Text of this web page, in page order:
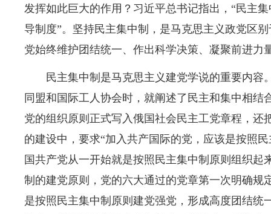
发挥如此巨大的作用？习近平总书记指出，“民主
导制度”。坚持民主集中制，是马克思主义政党区
党始终维护团结统一、作出科学决策、凝聚前进力
民主集中制是马克思主义建党学说的重要内容
同盟和国际工人协会时，就阐述了民主和集中相结
党的组织原则正式写入俄国社会民主工党章程，还
的建设中，要求“加入共产国际的党，应该是按照
国共产党从一开始就是按照民主集中制原则组织起
制的建党原则，党的六大通过的党章第一次明确规
是按照民主集中制原则建党强党，形成高度团结统